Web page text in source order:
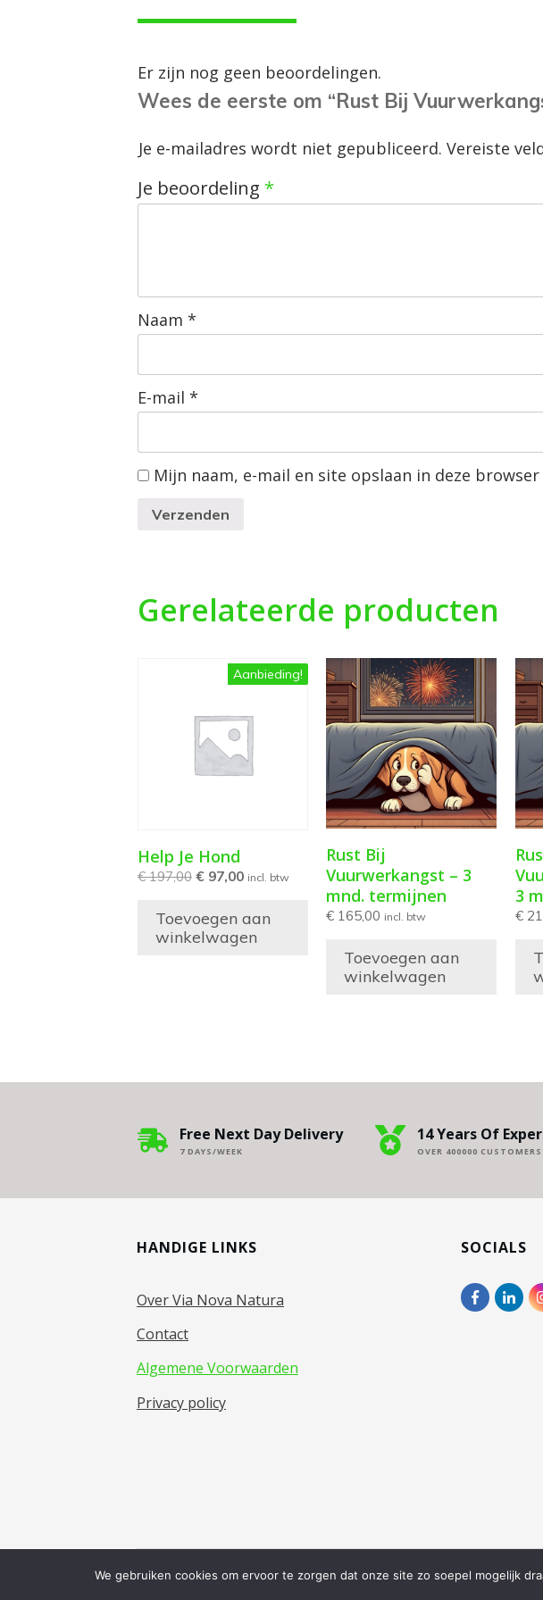
Er zijn nog geen beoordelingen.
Wees de eerste om “Rust Bij
Je e-mailadres wordt niet gepubliceerd. Vereiste
Je beoordeling *
Naam *
E-mail *
Mijn naam, e-mail en site opslaan in deze
Verzenden
Gerelateerde producten
Aanbieding!
Help Je Hond
€197,00 € 97,00 incl. btw
Toevoegen aan
winkelwagen
Rust Bij
Vuurwerkangst – 3
mnd. termijnen
€ 165,00 incl. btw
Toevoegen aan
winkelwagen
3
€
Free Next Day Delivery
7 DAYS/WEEK
14 Years Of
OVER 400000 CUSTOMERS
HANDIGE LINKS
Over Via Nova Natura
Contact
Algemene Voorwaarden
Privacy policy
SOCIALS
©
We gebruiken cookies om ervoor te zorgen dat onze site zo soepel mogelijk